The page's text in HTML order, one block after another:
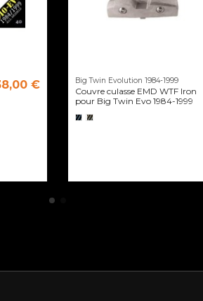
€ Big Twin Evolution 1984-1999
Couvre culasse EMD WTF Iron
pour Big Twin Evo 1984-1999